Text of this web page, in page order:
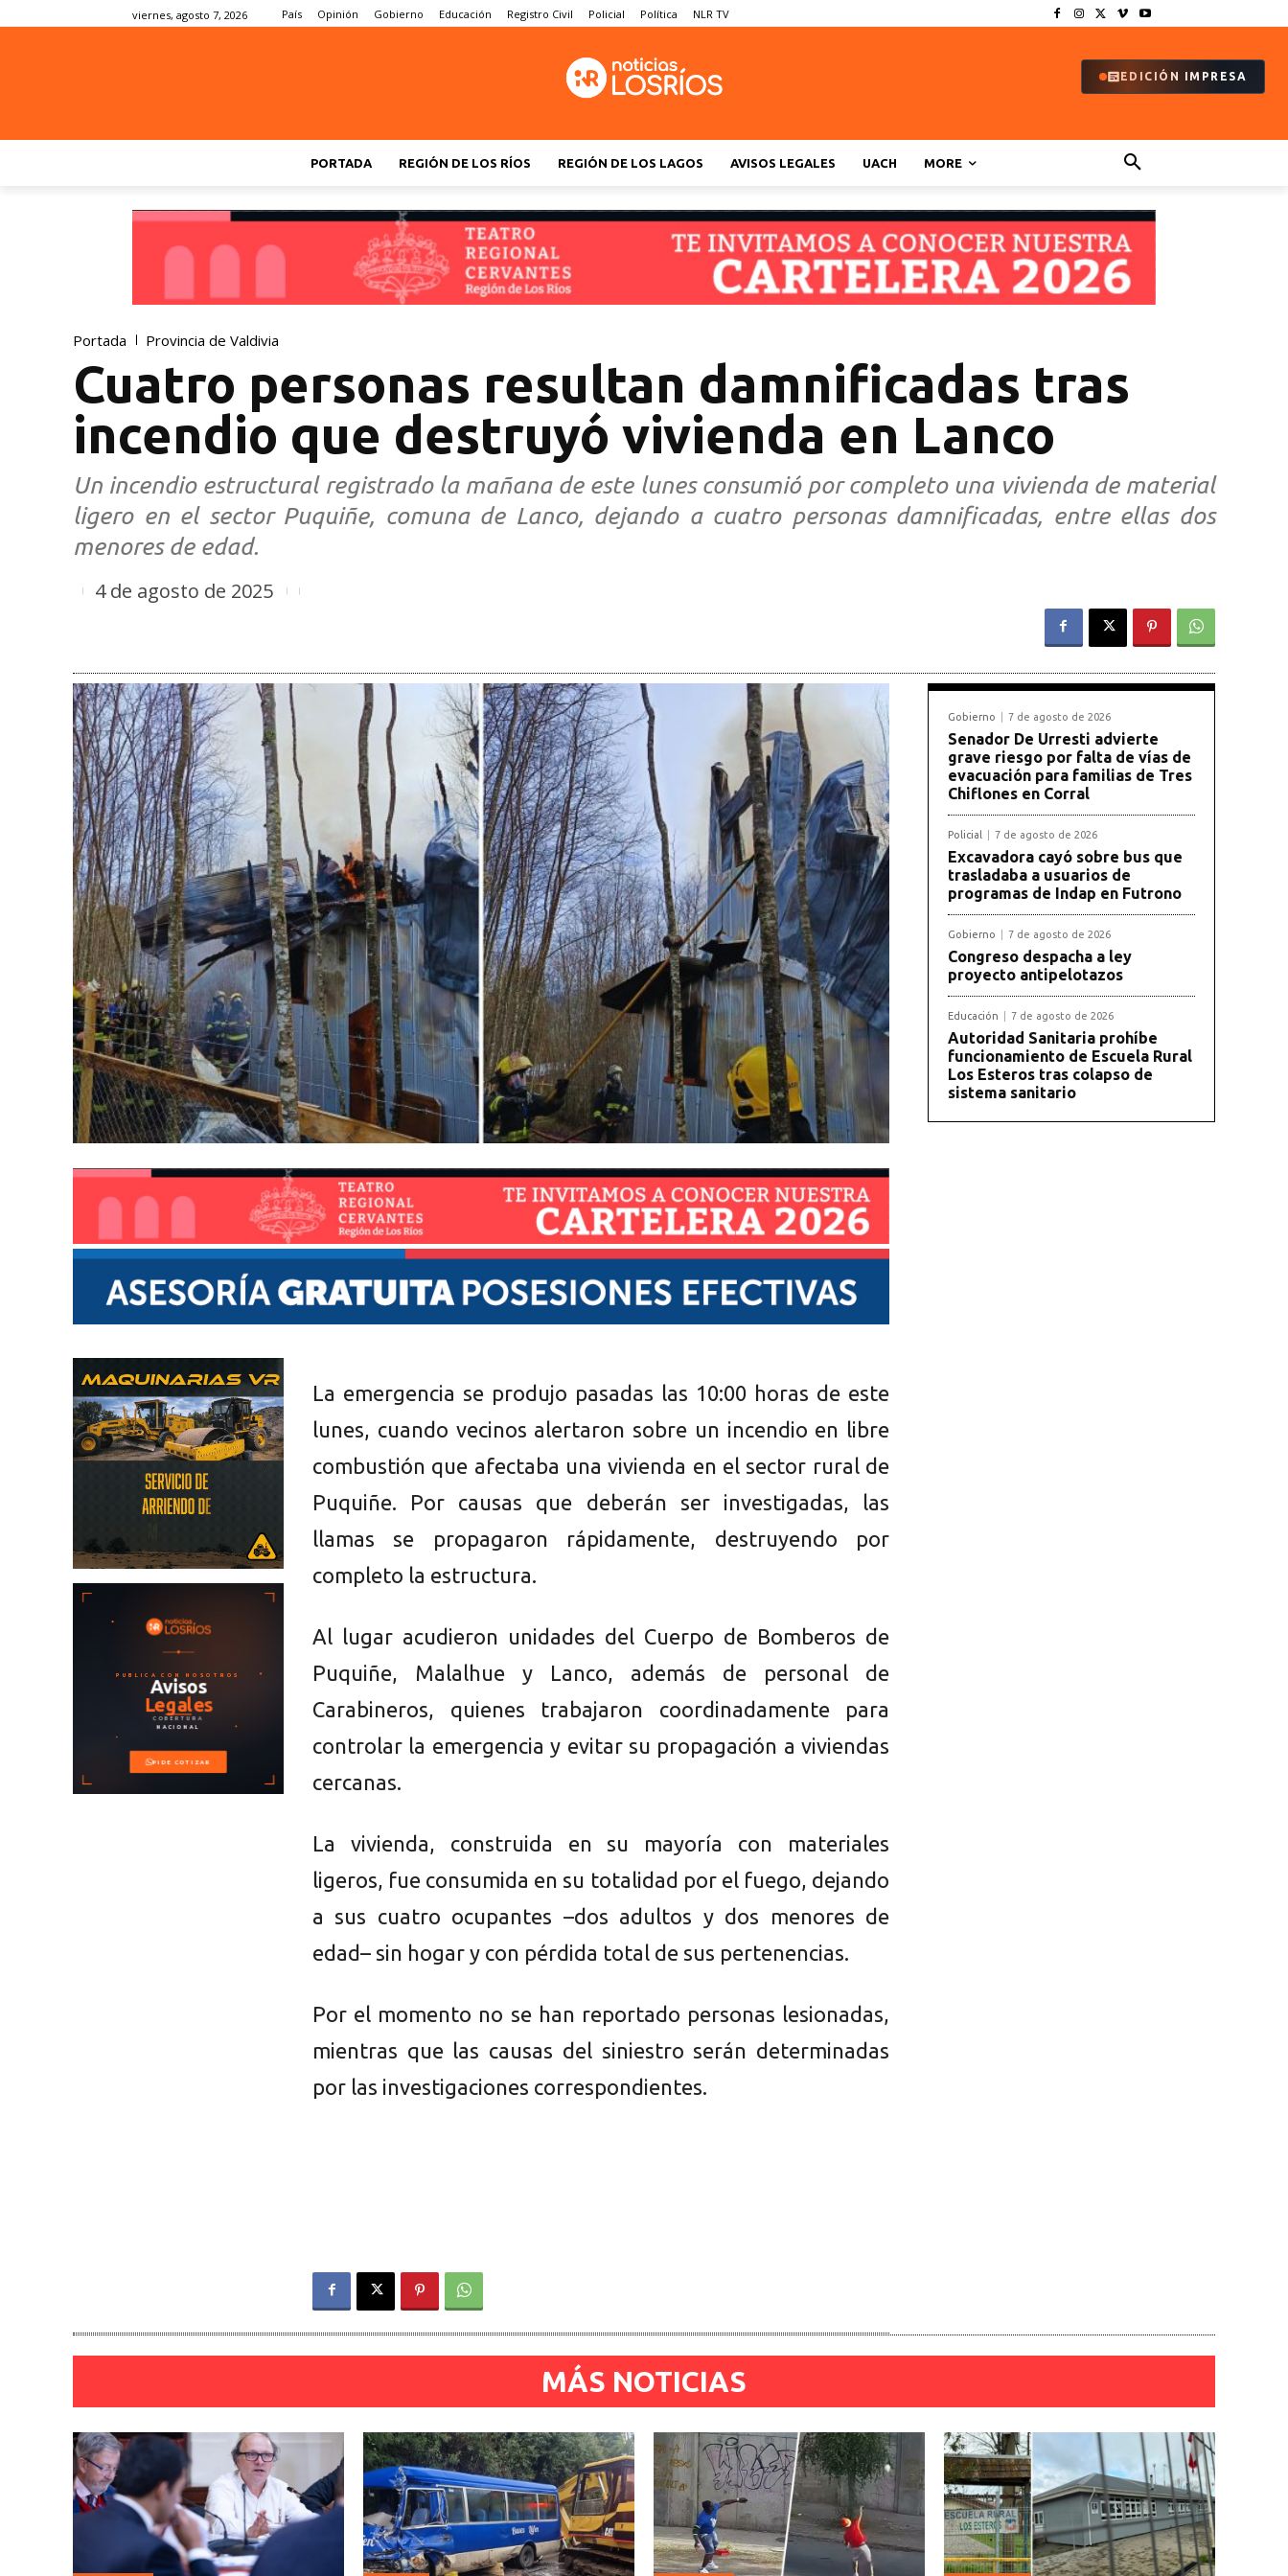
viernes, agosto 7, 2026 País Opinión Gobierno Educación Registro Civil Policial Política NLR TV
EDICIÓN IMPRESA
PORTADA REGIÓN DE LOS RÍOS REGIÓN DE LOS LAGOS AVISOS LEGALES UACH MORE
Portada Provincia de Valdivia
Cuatro personas resultan damnificadas tras
incendio que destruyó vivienda en Lanco
Un incendio estructural registrado la mañana de este lunes consumió por completo una vivienda de material
ligero en el sector Puquiñe, comuna de Lanco, dejando a cuatro personas damnificadas, entre ellas dos
menores de edad.
4 de agosto de 2025
La emergencia se produjo pasadas las 10:00 horas de este
lunes, cuando vecinos alertaron sobre un incendio en libre
combustión que afectaba una vivienda en el sector rural de
Puquiñe. Por causas que deberán ser investigadas, las
llamas se propagaron rápidamente, destruyendo por
completo la estructura.
Al lugar acudieron unidades del Cuerpo de Bomberos de
Puquiñe, Malalhue y Lanco, además de personal de
Carabineros, quienes trabajaron coordinadamente para
controlar la emergencia y evitar su propagación a viviendas
cercanas.
La vivienda, construida en su mayoría con materiales
ligeros, fue consumida en su totalidad por el fuego, dejando
a sus cuatro ocupantes –dos adultos y dos menores de
edad– sin hogar y con pérdida total de sus pertenencias.
Por el momento no se han reportado personas lesionadas,
mientras que las causas del siniestro serán determinadas
por las investigaciones correspondientes.
Gobierno 7 de agosto de 2026
Senador De Urresti advierte
grave riesgo por falta de vías de
evacuación para familias de Tres
Chiflones en Corral
Policial 7 de agosto de 2026
Excavadora cayó sobre bus que
trasladaba a usuarios de
programas de Indap en Futrono
Gobierno 7 de agosto de 2026
Congreso despacha a ley
proyecto antipelotazos
Educación 7 de agosto de 2026
Autoridad Sanitaria prohíbe
funcionamiento de Escuela Rural
Los Esteros tras colapso de
sistema sanitario
MÁS NOTICIAS